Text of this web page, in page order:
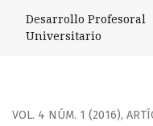
Observatorio
Desarrollo Profesoral
Universitario
VOL. 4 NÚM. 1 (2016),